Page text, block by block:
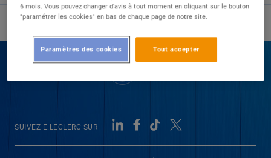
SUIVEZ E.LECLERC SUR
6 mois. Vous pouvez changer d'avis à tout moment en cliquant sur le bouton
"paramétrer les cookies" en bas de chaque page de notre site.
Tout accepter
Paramètres des cookies